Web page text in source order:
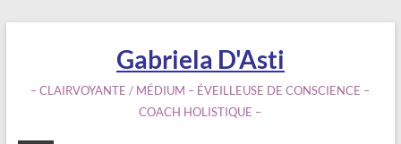
Gabriela D'Asti
– CLAIRVOYANTE / MÉDIUM – ÉVEILLEUSE DE CONSCIENCE –
COACH HOLISTIQUE –